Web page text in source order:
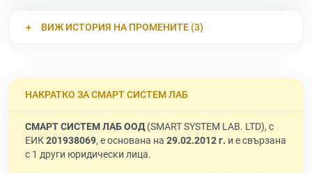
ВИЖ ИСТОРИЯ НА ПРОМЕНИТЕ (3)
НАКРАТКО ЗА СМАРТ СИСТЕМ ЛАБ
СМАРТ СИСТЕМ ЛАБ ООД(SMART SYSTEM LAB. LTD), с
ЕИК201938069, е основана на 29.02.2012 г. и е свързана
с 1 други юридически лица.